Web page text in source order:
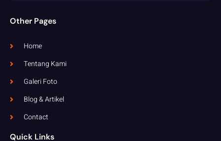
Other Pages
Home
Tentang Kami
Galeri Foto
Blog & Artikel
Contact
Quick Links